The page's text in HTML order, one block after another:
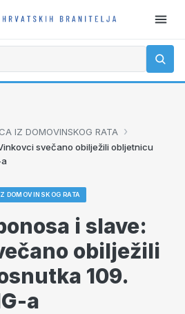
IZ DOMOVINSKOG RATA ›
svečano obilježili obljetnicu
DOMOVINSKOG RATA
i slave:
obilježili
109.
a